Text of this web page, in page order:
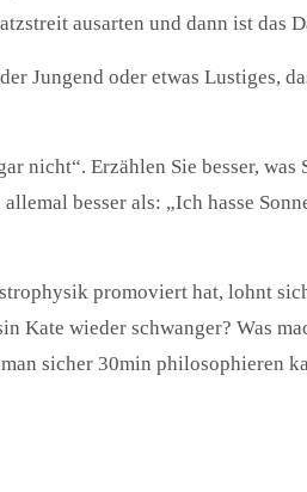
ausarten und dann ist das
Jungend oder etwas Lustiges,
nicht“. Erzählen Sie besser, was
besser als: „Ich hasse
promoviert hat, lohnt
Kate wieder schwanger? Was
sicher 30min philosophieren